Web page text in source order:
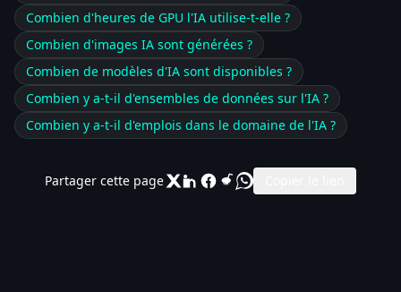
Combien d'heures de GPU l'IA utilise-t-elle ?
Combien d'images IA sont générées ?
Combien de modèles d'IA sont disponibles ?
Combien y a-t-il d'ensembles de données sur l'IA ?
Combien y a-t-il d'emplois dans le domaine de l'IA ?
Partager cette page